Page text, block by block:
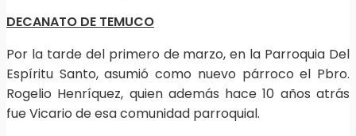
DECANATO DE TEMUCO
Por la tarde del primero de marzo, en la Parroquia Del
Espíritu Santo, asumió como nuevo párroco el Pbro.
Rogelio Henríquez, quien además hace 10 años atrás
fue Vicario de esa comunidad parroquial.